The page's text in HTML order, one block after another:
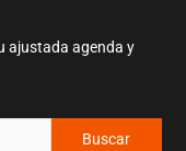
ajustada agenda y